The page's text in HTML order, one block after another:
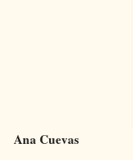
Ana Cuevas